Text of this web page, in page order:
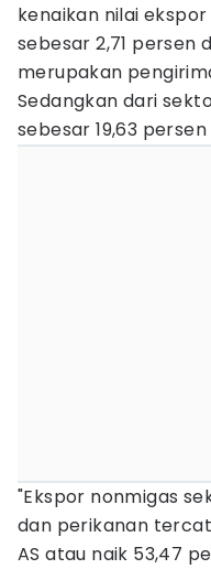
kenaikan nilai
sebesar 2,71
merupakan
Sedangkan dari
sebesar 19,63
"Ekspor nonmigas
dan perikanan
AS atau naik 53,47